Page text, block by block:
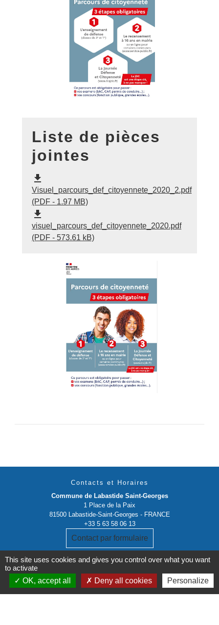
Liste de pièces
jointes
file_download
Visuel_parcours_def_citoyennete_2020_2.pdf
(PDF - 1.97 MB)
file_download
visuel_parcours_def_citoyennete_2020.pdf
(PDF - 573.61 kB)
Contacts et Horaires
Commune de Labastide Saint-Georges
1 Place de la Paix
81500 Labastide-Saint-Georges - FRANCE
+33 5 63 58 06 13
Contact par formulaire
This site uses cookies and gives you control over what you want
to activate
OK, accept all
Deny all cookies Personalize